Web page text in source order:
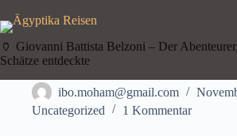
Inhalt
springen
🏺 Giovanni Battista Belzoni – Der
Schätze entdeckte
ibo.moham@gmail.com
Uncategorized
1 Kommentar